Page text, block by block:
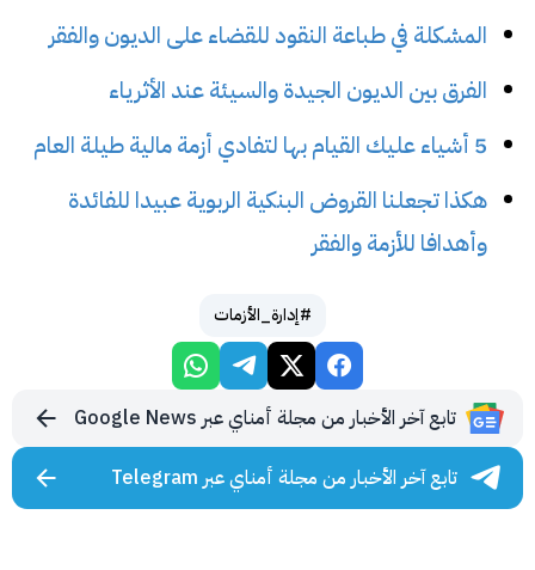
المشكلة في طباعة النقود للقضاء على الديون والفقر
الفرق بين الديون الجيدة والسيئة عند الأثرياء
5 أشياء عليك القيام بها لتفادي أزمة مالية طيلة العام
هكذا تجعلنا القروض البنكية الربوية عبيدا للفائدة
وأهدافا للأزمة والفقر
#إدارة_الأزمات
تابع آخر الأخبار من مجلة أمناي عبر Google News
تابع آخر الأخبار من مجلة أمناي عبر Telegram